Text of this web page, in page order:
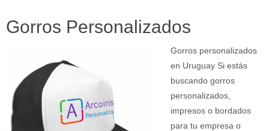
Gorros Personalizados
Gorros personalizados
en Uruguay Si estás
buscando gorros
personalizados,
impresos o bordados
para tu empresa o